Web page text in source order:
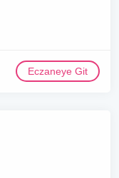
Eczaneye Git